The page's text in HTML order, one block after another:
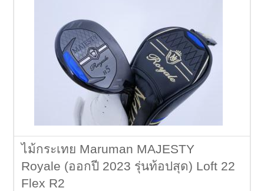
ไม้กระเทย Maruman MAJESTY
Royale (ออกปี 2023 รุ่นท้อปสุด) Loft 22
Flex R2